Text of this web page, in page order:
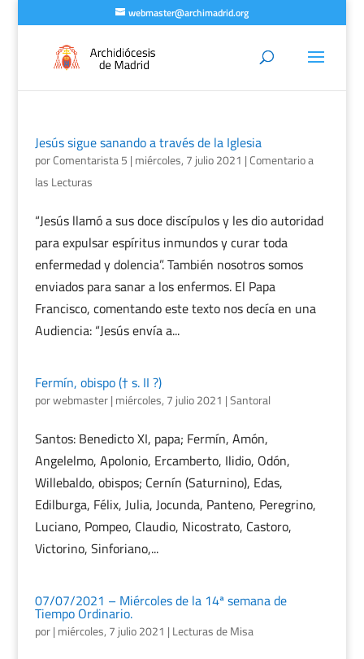
webmaster@archimadrid.org
Jesús sigue sanando a través de la Iglesia
porComentarista 5 | miércoles, 7 julio 2021 |Comentario a
las Lecturas
“Jesús llamó a sus doce discípulos y les dio autoridad
para expulsar espíritus inmundos y curar toda
enfermedad y dolencia”. También nosotros somos
enviados para sanar a los enfermos. El Papa
Francisco, comentando este texto nos decía en una
Audiencia: “Jesús envía a...
Fermín, obispo († s. II ?)
porwebmaster| miércoles, 7 julio 2021 |Santoral
Santos: Benedicto XI, papa; Fermín, Amón,
Angelelmo, Apolonio, Ercamberto, Ilidio, Odón,
Willebaldo, obispos; Cernín (Saturnino), Edas,
Edilburga, Félix, Julia, Jocunda, Panteno, Peregrino,
Luciano, Pompeo, Claudio, Nicostrato, Castoro,
Victorino, Sinforiano,...
07/07/2021 – Miércoles de la 14ª semana de
Tiempo Ordinario.
por| miércoles, 7 julio 2021 | Lecturas de Misa